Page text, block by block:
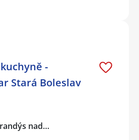
-
Stará Boleslav
nad…